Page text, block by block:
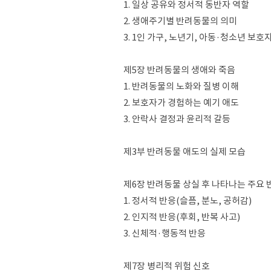
1. 일상 공유와 정서적 동반자 역할
2. 생애주기별 반려동물의 의미
3. 1인 가구, 노년기, 아동·청소년 보호
제5장 반려동물의 생애와 죽음
1. 반려동물의 노화와 질병 이해
2. 보호자가 경험하는 예기 애도
3. 안락사 결정과 윤리적 갈등
제3부 반려동물 애도의 실제 모습
제6장 반려동물 상실 후 나타나는 주요
1. 정서적 반응(슬픔, 분노, 공허감)
2. 인지적 반응(후회, 반복 사고)
3. 신체적·행동적 반응
제7장 병리적 위험 신호